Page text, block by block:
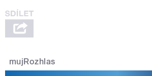
mujRozhlas